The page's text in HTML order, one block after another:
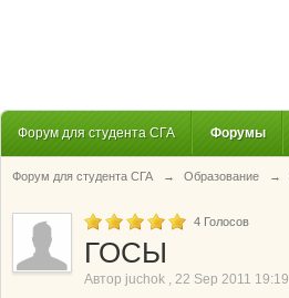
Форум для студента СГА Форумы
Форум для студента СГА → Образование →
4 Голосов
ГОСЫ
Автор juchok , 22 Sep 2011 19:19